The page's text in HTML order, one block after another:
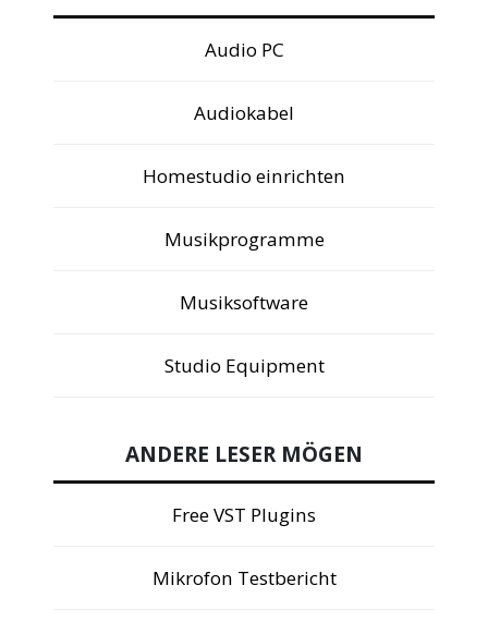
Audio PC
Audiokabel
Homestudio einrichten
Musikprogramme
Musiksoftware
Studio Equipment
ANDERE LESER MÖGEN
Free VST Plugins
Mikrofon Testbericht